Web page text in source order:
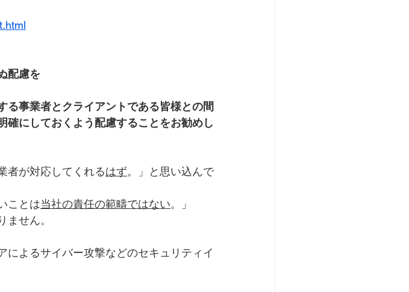
配慮を
る事業者とクライアントである皆様との間
確にしておくよう配慮することをお勧めし
者が対応してくれるはず。」と思い込んで
こと は当社の責任の範疇ではない。」
せん。
によるサイバー攻撃などのセキュリティイ